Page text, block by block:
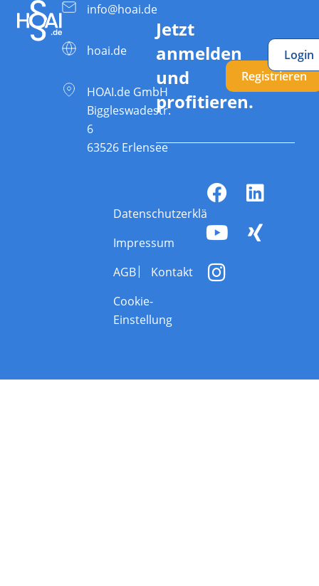
info@hoai.de
hoai.de
HOAI.de GmbH
Biggleswadestr.
6
63526 Erlensee
Jetzt
anmelden
und
profitieren.
Registrieren
Login
Datenschutzerklärung
Impressum
AGB
Kontakt
Cookie-
Einstellung